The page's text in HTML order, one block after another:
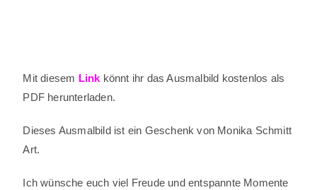
Mit diesem Link könnt ihr das Ausmalbild kostenlos als
PDF herunterladen.
Dieses Ausmalbild ist ein Geschenk von Monika Schmitt
Art.
Ich wünsche euch viel Freude und entspannte Momente